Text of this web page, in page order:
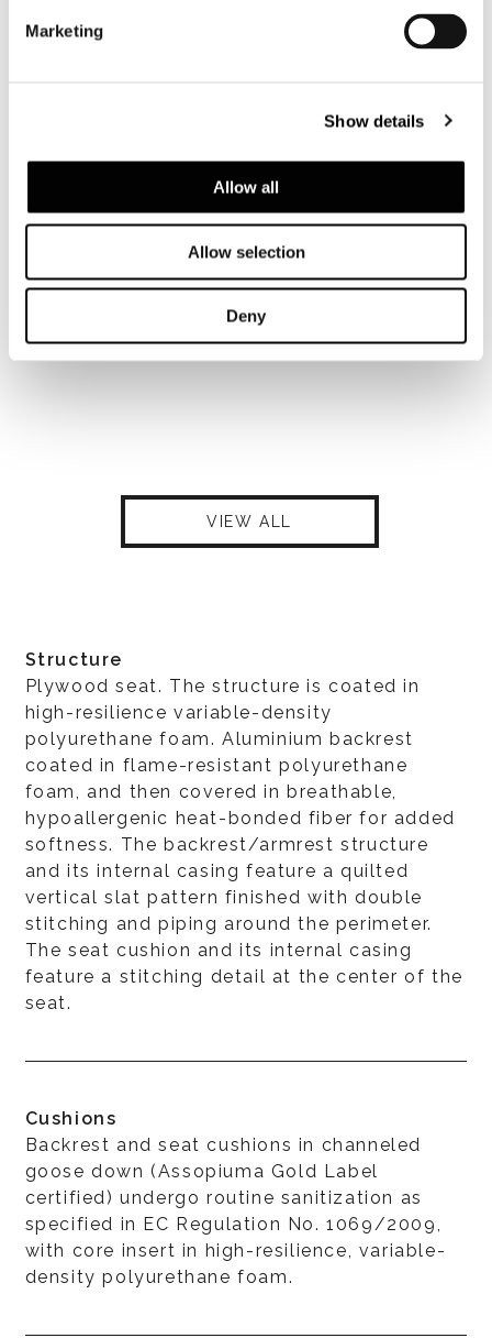
Marketing
Show details
Allow all
Allow selection
Deny
VIEW ALL
Structure
Plywood seat. The structure is coated in
high-resilience variable-density
polyurethane foam. Aluminium backrest
coated in flame-resistant polyurethane
foam, and then covered in breathable,
hypoallergenic heat-bonded fiber for added
softness. The backrest/armrest structure
and its internal casing feature a quilted
vertical slat pattern finished with double
stitching and piping around the perimeter.
The seat cushion and its internal casing
feature a stitching detail at the center of the
seat.
Cushions
Backrest and seat cushions in channeled
goose down (Assopiuma Gold Label
certified) undergo routine sanitization as
specified in EC Regulation No. 1069/2009,
with core insert in high-resilience, variable-
density polyurethane foam.